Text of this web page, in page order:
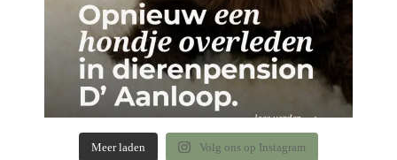
Meer laden Volg ons op Instagram